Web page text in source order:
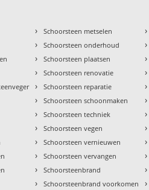
› Schoorsteen metselen
› Schoorsteen onderhoud
› Schoorsteen plaatsen
› Schoorsteen renovatie
› Schoorsteen reparatie
› Schoorsteen schoonmaken
› Schoorsteen techniek
› Schoorsteen vegen
› Schoorsteen vernieuwen
› Schoorsteen vervangen
› Schoorsteenbrand
› Schoorsteenbrand voorkomen
›
›
›
›
›
›
›
›
›
›
›
›